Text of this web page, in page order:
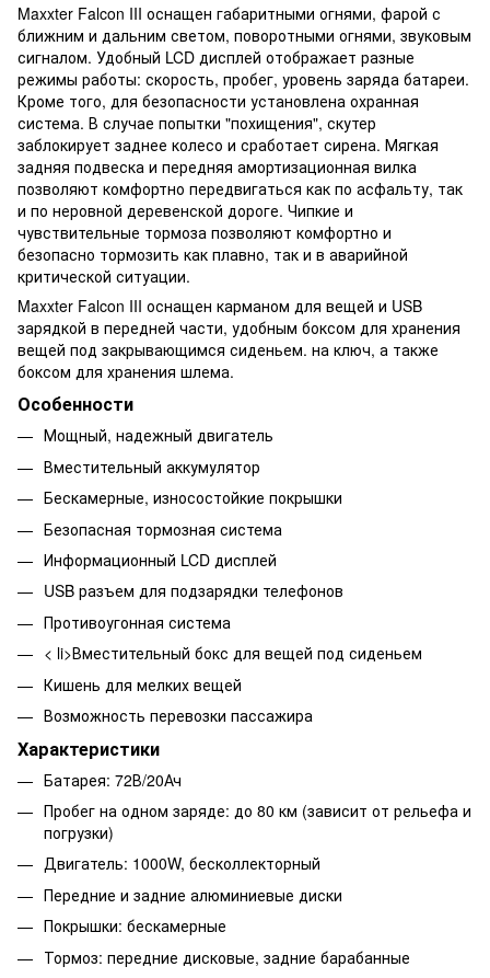
Maxxter Falcon III оснащен габаритными огнями, фарой с
ближним и дальним светом, поворотными огнями, звуковым
сигналом. Удобный LCD дисплей отображает разные
режимы работы: скорость, пробег, уровень заряда батареи.
Кроме того, для безопасности установлена ​​охранная
система. В случае попытки "похищения", скутер
заблокирует заднее колесо и сработает сирена. Мягкая
задняя подвеска и передняя амортизационная вилка
позволяют комфортно передвигаться как по асфальту, так
и по неровной деревенской дороге. Чипкие и
чувствительные тормоза позволяют комфортно и
безопасно тормозить как плавно, так и в аварийной
критической ситуации.
Maxxter Falcon III оснащен карманом для вещей и USB
зарядкой в ​​передней части, удобным боксом для хранения
вещей под закрывающимся сиденьем. на ключ, а также
боксом для хранения шлема.
Особенности
Мощный, надежный двигатель
Вместительный аккумулятор
Бескамерные, износостойкие покрышки
Безопасная тормозная система
Информационный LCD дисплей
USB разъем для подзарядки телефонов
Противоугонная система
< li>Вместительный бокс для вещей под сиденьем
Кишень для мелких вещей
Возможность перевозки пассажира
Характеристики
Батарея: 72В/20Ач
Пробег на одном заряде: до 80 км (зависит от рельефа и
погрузки)
Двигатель: 1000W, бесколлекторный
Передние и задние алюминиевые диски
Покрышки: бескамерные
Тормоз: передние дисковые, задние барабанные